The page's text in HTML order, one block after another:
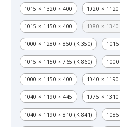
1015 × 1320 × 400 1020 × 1120
1015 × 1150 × 400 1080 ×
1000 × 1280 × 850 (K:350)
1015 × 1150 × 765 (K:860)
1000 × 1150 × 400 1040 ×
1040 × 1190 × 445 1075 × 1310
1040 × 1190 × 810 (K:841)